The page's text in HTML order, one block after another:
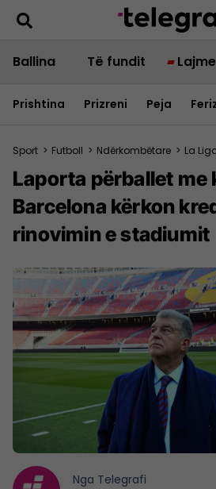
Ballina Të fundit Lajme
Prishtina Prizreni Peja
Sport > Futboll > Ndërkombëtare > La
Laporta përballet me
Barcelona kërkon
rinovimin e stadiumit
Nga Telegrafi